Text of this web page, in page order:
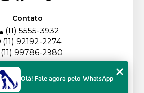
Contato
(11) 5555-3932
(11) 92192-2274
(11) 99786-2980
Olá! Fale agora pelo WhatsApp